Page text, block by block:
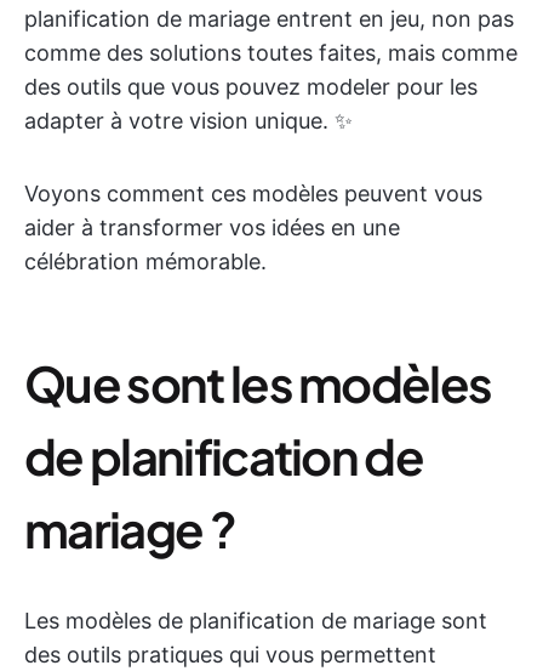
planification de mariage entrent en jeu, non pas
comme des solutions toutes faites, mais comme
des outils que vous pouvez modeler pour les
adapter à votre vision unique. ✨
Voyons comment ces modèles peuvent vous
aider à transformer vos idées en une
célébration mémorable.
Que sont les modèles
de planification de
mariage ?
Les modèles de planification de mariage sont
des outils pratiques qui vous permettent